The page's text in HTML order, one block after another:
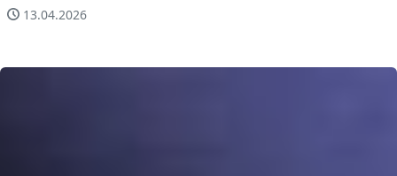
13.04.2026